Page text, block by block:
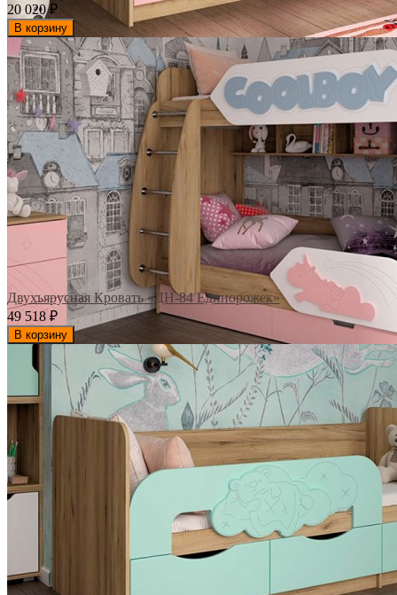
20 020₽
В корзину
Двухъярусная Кровать «ДН-84 Единорожек»
49 518 ₽
В корзину